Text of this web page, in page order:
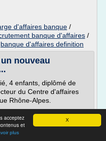
X
acceptez
et
plus
d'affaires banque /
banque d'affaires /
banque d'affaires definition
nouveau
4 enfants, diplômé de
du Centre d'affaires
Rhône-Alpes.
du Nord Paris en
Entreprises, avant de
en 1995. Il a occupé